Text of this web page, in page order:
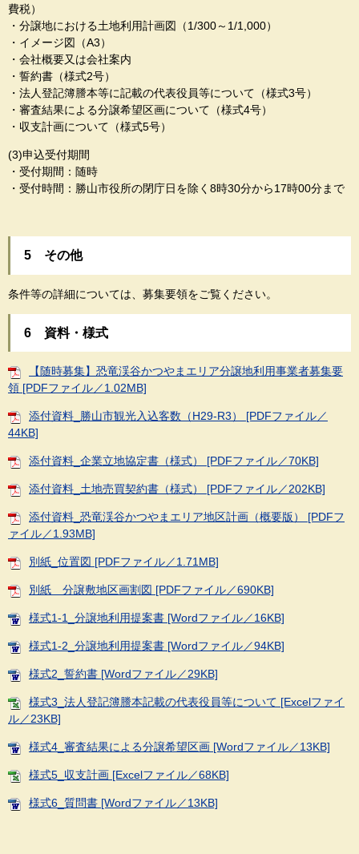
費税）
・分譲地における土地利用計画図（1/300～1/1,000）
・イメージ図（A3）
・会社概要又は会社案内
・誓約書（様式2号）
・法人登記簿謄本等に記載の代表役員等について（様式3号）
・審査結果による分譲希望区画について（様式4号）
・収支計画について（様式5号）
(3)申込受付期間
・受付期間：随時
・受付時間：勝山市役所の閉庁日を除く8時30分から17時00分まで
5 その他
条件等の詳細については、募集要領をご覧ください。
6 資料・様式
【随時募集】恐竜渓谷かつやまエリア分譲地利用事業者募集要
領 [PDFファイル／1.02MB]
添付資料_勝山市観光入込客数（H29-R3） [PDFファイル／
44KB]
添付資料_企業立地協定書（様式） [PDFファイル／70KB]
添付資料_土地売買契約書（様式） [PDFファイル／202KB]
添付資料_恐竜渓谷かつやまエリア地区計画（概要版） [PDFフ
ァイル／1.93MB]
別紙_位置図 [PDFファイル／1.71MB]
別紙 分譲敷地区画割図 [PDFファイル／690KB]
様式1-1_分譲地利用提案書 [Wordファイル／16KB]
様式1-2_分譲地利用提案書 [Wordファイル／94KB]
様式2_誓約書 [Wordファイル／29KB]
様式3_法人登記簿謄本記載の代表役員等について [Excelファイ
ル／23KB]
様式4_審査結果による分譲希望区画 [Wordファイル／13KB]
様式5_収支計画 [Excelファイル／68KB]
様式6_質問書 [Wordファイル／13KB]